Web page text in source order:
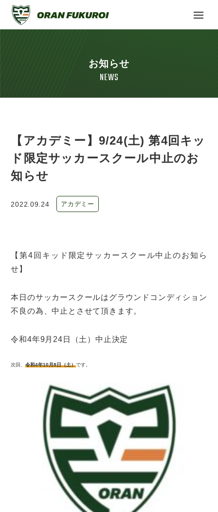
お知らせ
NEWS
【アカデミー】9/24(土) 第4回キッ
ド限定サッカースクール中止のお
知らせ
2022.09.24 アカデミー
【第4回キッド限定サッカースクール中止のお知ら
せ】
本日のサッカースクールはグラウンドコンディション
不良の為、中止とさせて頂きます。
令和4年9月24日（土）中止決定
次回、令和4年10月8日（土）です。